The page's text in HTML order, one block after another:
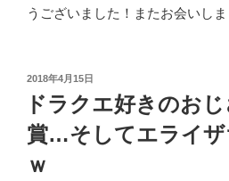
うございました！またお会いし
投
稿
2018年4月15日
ドラクエ好きのお
賞…そしてエライザ
ｗ